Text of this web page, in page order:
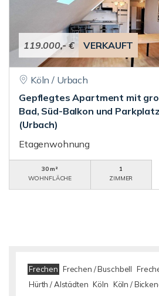
119.000,- € VERKAUFT
Köln / Urbach
Gepflegtes Apartment mit
Bad, Süd-Balkon und
(Urbach)
Etagenwohnung
30 m²
WOHNFLÄCHE
1
ZIMMER
Frechen Frechen / Buschbell
Hürth / Alstädten Köln Köln /